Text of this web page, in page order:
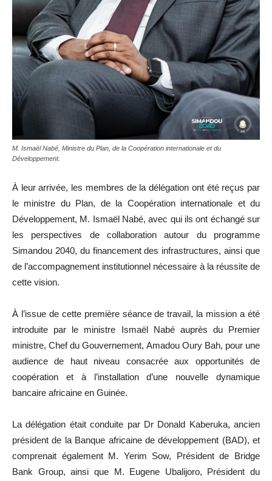
M. Ismaël Nabé, Ministre du Plan, de la Coopération internationale et du
Développement.
À leur arrivée, les membres de la délégation ont été reçus par
le ministre du Plan, de la Coopération internationale et du
Développement, M. Ismaël Nabé, avec qui ils ont échangé sur
les perspectives de collaboration autour du programme
Simandou 2040, du financement des infrastructures, ainsi que
de l’accompagnement institutionnel nécessaire à la réussite de
cette vision.
À l’issue de cette première séance de travail, la mission a été
introduite par le ministre Ismaël Nabé auprès du Premier
ministre, Chef du Gouvernement, Amadou Oury Bah, pour une
audience de haut niveau consacrée aux opportunités de
coopération et à l’installation d’une nouvelle dynamique
bancaire africaine en Guinée.
La délégation était conduite par Dr Donald Kaberuka, ancien
président de la Banque africaine de développement (BAD), et
comprenait également M. Yerim Sow, Président de Bridge
Bank Group, ainsi que M. Eugene Ubalijoro, Président du